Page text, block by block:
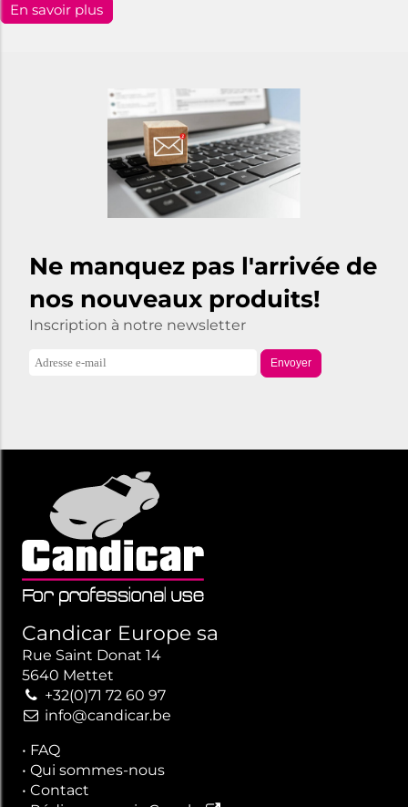
En savoir plus
Ne manquez pas l'arrivée de
nos nouveaux produits!
Inscription à notre newsletter
Envoyer
Candicar Europe sa
Rue Saint Donat 14
5640 Mettet
+32(0)71 72 60 97
info@candicar.be
• FAQ
• Qui sommes-nous
• Contact